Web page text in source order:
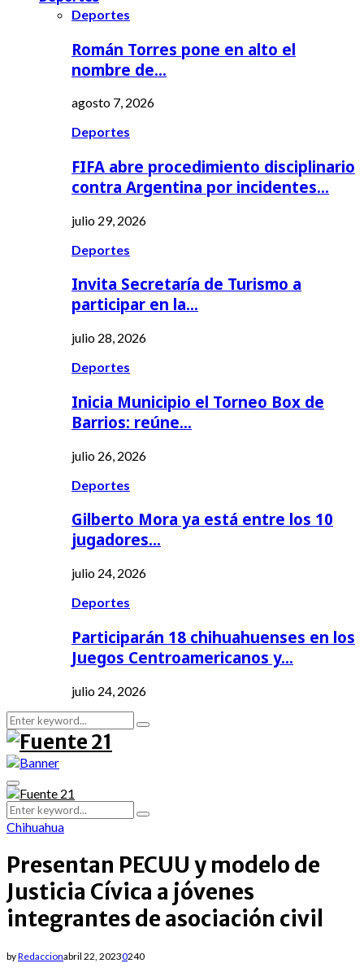
Deportes
Román Torres pone en alto el
nombre de…
agosto 7, 2026
Deportes
FIFA abre procedimiento disciplinario
contra Argentina por incidentes…
julio 29, 2026
Deportes
Invita Secretaría de Turismo a
participar en la…
julio 28, 2026
Deportes
Inicia Municipio el Torneo Box de
Barrios: reúne…
julio 26, 2026
Deportes
Gilberto Mora ya está entre los 10
jugadores…
julio 24, 2026
Deportes
Participarán 18 chihuahuenses en los
Juegos Centroamericanos y…
julio 24, 2026
Search
for:
Search
Primary
Menu
Search
for:
Search
Chihuahua
Presentan PECUU y modelo de
Justicia Cívica a jóvenes
integrantes de asociación civil
byRedaccionabril 22, 20230240